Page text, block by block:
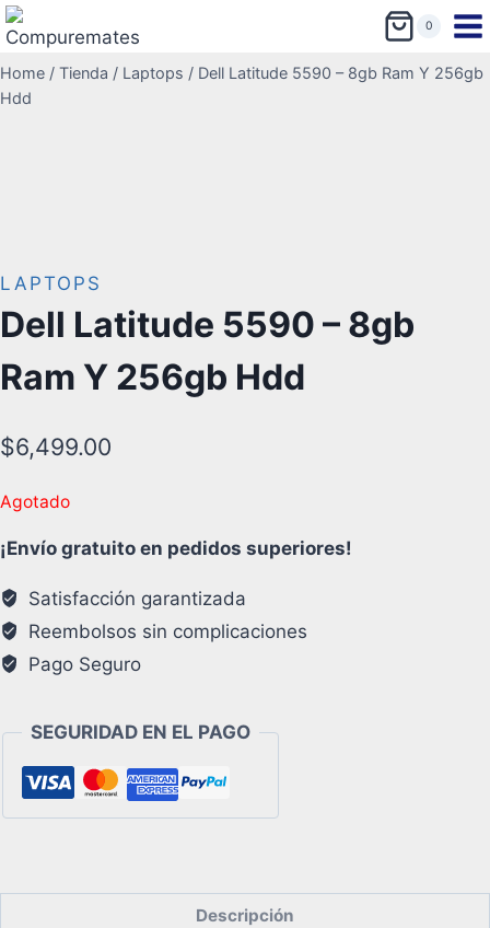
0
Home / Tienda / Laptops / Dell Latitude 5590 – 8gb Ram Y 256gb
Hdd
LAPTOPS
Dell Latitude 5590 – 8gb
Ram Y 256gb Hdd
$6,499.00
Agotado
¡Envío gratuito en pedidos superiores!
Satisfacción garantizada
Reembolsos sin complicaciones
Pago Seguro
SEGURIDAD EN EL PAGO
Descripción